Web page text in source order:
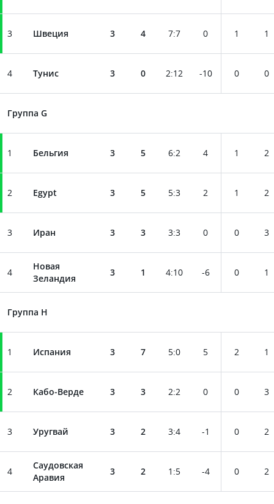
3 Швеция 3 4 7:7 0 1 1
4 Тунис 3 0 2:12 -10 0 0
Группа G
1 Бельгия 3 5 6:2 4 1 2
2 Egypt 3 5 5:3 2 1 2
3 Иран 3 3 3:3 0 0 3
4
Новая
Зеландия
3 1 4:10 -6 0 1
Группа H
1 Испания 3 7 5:0 5 2 1
2 Кабо-Верде 3 3 2:2 0 0 3
3 Уругвай 3 2 3:4 -1 0 2
4
Саудовская
Аравия
3 2 1 :5 -4 0 2